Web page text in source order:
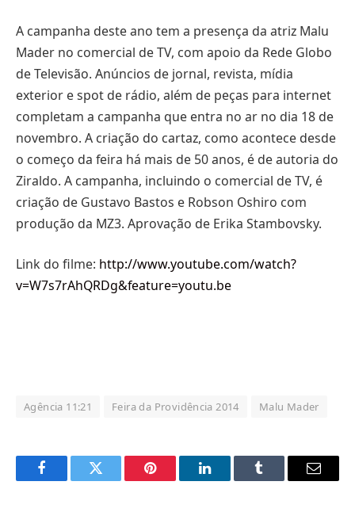
A campanha deste ano tem a presença da atriz Malu
Mader no comercial de TV, com apoio da Rede Globo
de Televisão. Anúncios de jornal, revista, mídia
exterior e spot de rádio, além de peças para internet
completam a campanha que entra no ar no dia 18 de
novembro. A criação do cartaz, como acontece desde
o começo da feira há mais de 50 anos, é de autoria do
Ziraldo. A campanha, incluindo o comercial de TV, é
criação de Gustavo Bastos e Robson Oshiro com
produção da MZ3. Aprovação de Erika Stambovsky.
Link do filme: http://www.youtube.com/watch?
v=W7s7rAhQRDg&feature=youtu.be
Agência 11:21 Feira da Providência 2014 Malu Mader
FacebookTwitter Pinterest LinkedInTumblr Email